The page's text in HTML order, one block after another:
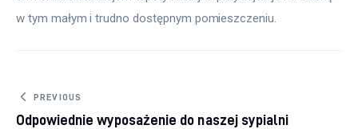
w tym małym i trudno dostępnym pomieszczeniu.
Nawigacja wpisu
PREVIOUS
Odpowiednie wyposażenie do naszej sypialni